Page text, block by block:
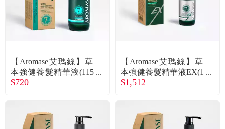
【Aromase艾瑪絲】草
本強健養髮精華液(115
mL)
$720
【Aromase艾瑪絲】草
本強健養髮精華液EX(1
15mL)
$1,512